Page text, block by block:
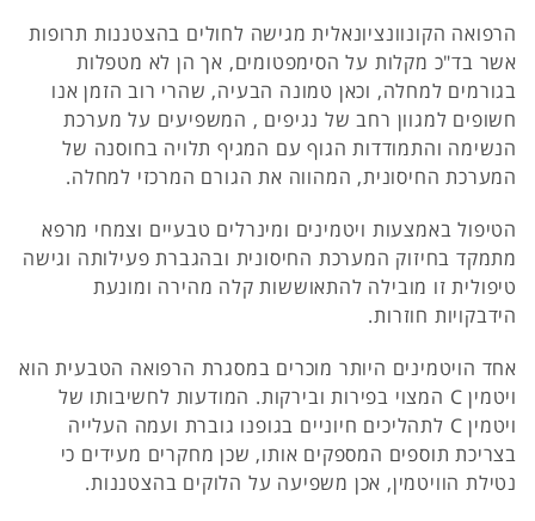
הרפואה הקונוונציונאלית מגישה לחולים בהצטננות תרופות
אשר בד"כ מקלות על הסימפטומים, אך הן לא מטפלות
בגורמים למחלה, וכאן טמונה הבעיה, שהרי רוב הזמן אנו
חשופים למגוון רחב של נגיפים , המשפיעים על מערכת
הנשימה והתמודדות הגוף עם המגיף תלויה בחוסנה של
המערכת החיסונית, המהווה את הגורם המרכזי למחלה.
הטיפול באמצעות ויטמינים ומינרלים טבעיים וצמחי מרפא
מתמקד בחיזוק המערכת החיסונית ובהגברת פעילותה וגישה
טיפולית זו מובילה להתאוששות קלה מהירה ומונעת
הידבקויות חוזרות.
אחד הויטמינים היותר מוכרים במסגרת הרפואה הטבעית הוא
ויטמין C המצוי בפירות ובירקות. המודעות לחשיבותו של
ויטמין C לתהליכים חיוניים בגופנו גוברת ועמה העלייה
בצריכת תוספים המספקים אותו, שכן מחקרים מעידים כי
נטילת הוויטמין, אכן משפיעה על הלוקים בהצטננות.